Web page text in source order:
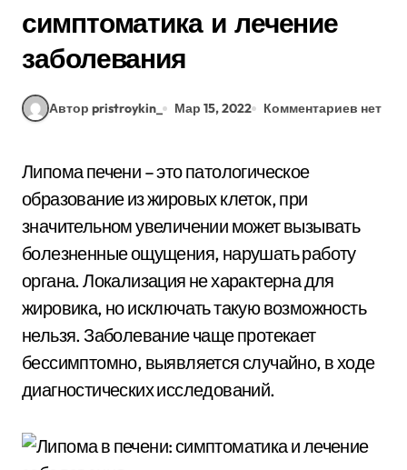
симптоматика и лечение
заболевания
Автор pristroykin_ Мар 15, 2022 Комментариев нет
Липома печени – это патологическое
образование из жировых клеток, при
значительном увеличении может вызывать
болезненные ощущения, нарушать работу
органа. Локализация не характерна для
жировика, но исключать такую возможность
нельзя. Заболевание чаще протекает
бессимптомно, выявляется случайно, в ходе
диагностических исследований.